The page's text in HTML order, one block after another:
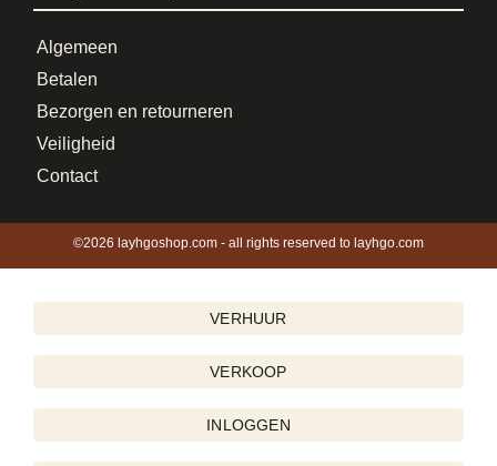
Algemeen
Betalen
Bezorgen en retourneren
Veiligheid
Contact
©2026 layhgoshop.com - all rights reserved to layhgo.com
VERHUUR
VERKOOP
INLOGGEN